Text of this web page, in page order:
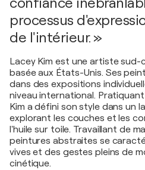
processus
de l'intérieur. »
Lacey Kim est une artiste
basée aux États-Unis. Ses
dans des expositions
niveau international.
Kim a défini son style dans un
explorant les couches et les
l'huile sur toile. Travaillant de
peintures abstraites se
vives et des gestes pleins de
cinétique.